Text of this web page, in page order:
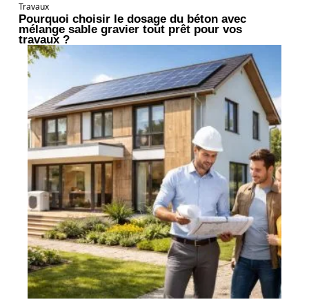
Travaux
Pourquoi choisir le dosage du béton avec
mélange sable gravier tout prêt pour vos
travaux ?